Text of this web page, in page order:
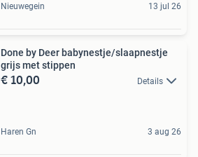
Nieuwegein 13 jul 26
Done by Deer babynestje/slaapnestje
grijs met stippen
€ 10,00 Details
Haren Gn 3 aug 26